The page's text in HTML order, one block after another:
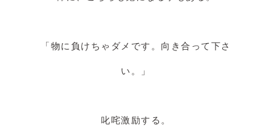
「物に負けちゃダメです。向き合って下さ
い。」
叱咤激励する。